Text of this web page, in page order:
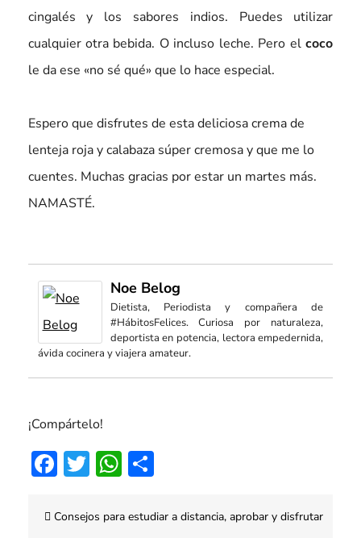
cingalés y los sabores indios. Puedes utilizar
cualquier otra bebida. O incluso leche. Pero elcoco
le da ese «no sé qué» que lo hace especial.
Espero que disfrutes de esta deliciosa crema de
lenteja roja y calabaza súper cremosa y que me lo
cuentes. Muchas gracias por estar un martes más.
NAMASTÉ.
Noe Belog
Dietista, Periodista y compañera de
#HábitosFelices. Curiosa por naturaleza,
deportista en potencia, lectora empedernida,
ávida cocinera y viajera amateur.
¡Compártelo!
Facebook
TwitterWhatsApp
Compartir
de Consejos para estudiar a distancia, aprobar y disfrutar